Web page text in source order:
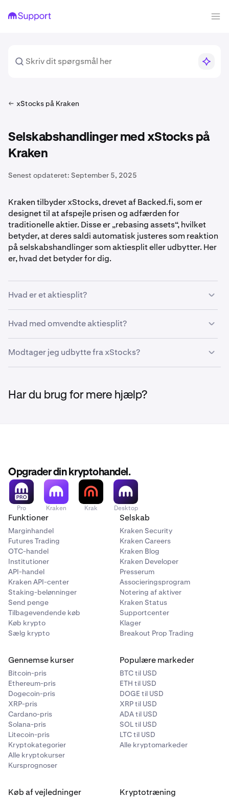
xStocks på Kraken
Selskabshandlinger med xStocks på
Kraken
Senest opdateret: September 5, 2025
Kraken tilbyder xStocks, drevet af Backed.fi, som er
designet til at afspejle prisen og adfærden for
traditionelle aktier. Disse er „rebasing assets“, hvilket
betyder, at deres saldi automatisk justeres som reaktion
på selskabshandlinger som aktiesplit eller udbytter. Her
er, hvad det betyder for dig.
Hvad er et aktiesplit?
Et aktiesplit øger antallet af aktier i omløb, men sænker
prisen pr. aktie proportionalt. For eksempel, hvis Apple
(AAPL) annoncerer et 4-til-1 aktiesplit, bliver én AAPLx-
aktie til fire, hver til en fjerdedel af den oprindelige pris.
Hvad med omvendte aktiesplit?
Et omvendt aktiesplit reducerer antallet af aktier, men
øger deres pris. Din samlede dollarværdi forbliver
uændret.
Modtager jeg udbytte fra xStocks?
kontant udbytte vil din xStocks-saldo stige for at
•
Du får mere eksponering mod aktien. Din
tokeniserede saldo stiger for at afspejle udbyttet,
ligesom hvis du automatisk geninvesterede det.
Har du brug for mere hjælp?
Opgrader din kryptohandel.
Pro Kraken Krak Desktop
Funktioner
Marginhandel
Futures Trading
OTC-handel
Institutioner
API-handel
Kraken API-center
Staking-belønninger
Send penge
Tilbagevendende køb
Køb krypto
Sælg krypto
Selskab
Kraken Security
Kraken Careers
Kraken Blog
Kraken Developer
Presserum
Associeringsprogram
Notering af aktiver
Kraken Status
Supportcenter
Klager
Breakout Prop Trading
Gennemse kurser
Bitcoin-pris
Ethereum-pris
Dogecoin-pris
XRP-pris
Cardano-pris
Solana-pris
Litecoin-pris
Kryptokategorier
Alle kryptokurser
Kursprognoser
Populære markeder
BTC til USD
ETH til USD
DOGE til USD
XRP til USD
ADA til USD
SOL til USD
LTC til USD
Alle kryptomarkeder
Køb af vejledninger Kryptotræning